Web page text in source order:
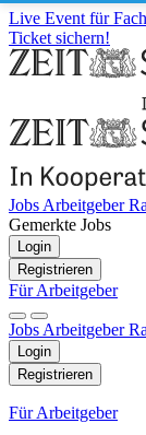
Live Event für
Ticket sichern!
Jobs Arbeitgeber
Gemerkte Jobs
Login
Registrieren
Für Arbeitgeber
Jobs Arbeitgeber
Login
Registrieren
Für Arbeitgeber